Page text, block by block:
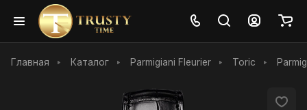
Главная Каталог Parmigiani Fleurier Toric